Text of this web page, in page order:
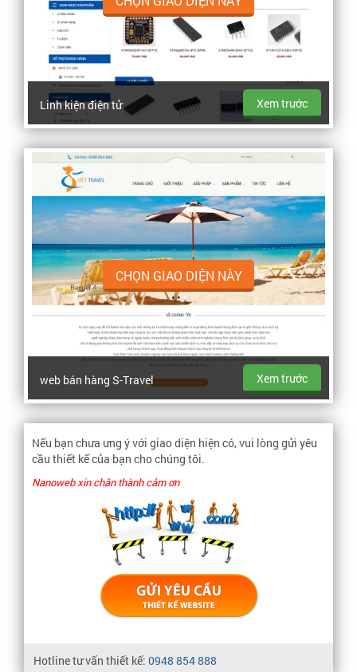
Linh kiện điện tử Xem trước
CHỌN GIAO DIỆN NÀY
web bán hàng S-Travel Xem trước
Nếu bạn chưa ưng ý với giao diện hiện có, vui lòng gửi yêu
cầu thiết kế của bạn cho chúng tôi.
Nanoweb xin chân thành cảm ơn
Hotline tư vấn thiết kế: 0948 854 888